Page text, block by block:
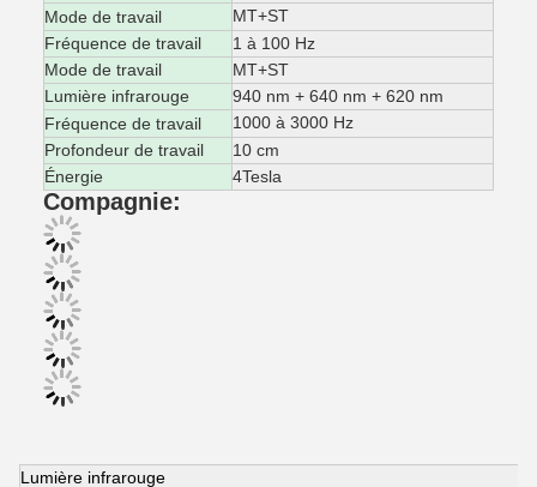
Mode de travail
MT+ST
Fréquence de travail
1 à 100 Hz
Mode de travail
MT+ST
Lumière infrarouge
940 nm + 640 nm + 620 nm
Fréquence de travail
1000 à 3000 Hz
Profondeur de travail
10 cm
Énergie
4Tesla
Compagnie:
Lumière infrarouge